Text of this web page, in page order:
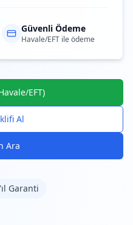
Güvenli Ödeme
Havale/EFT ile ödeme
EFT)
Al
Ara
Garanti